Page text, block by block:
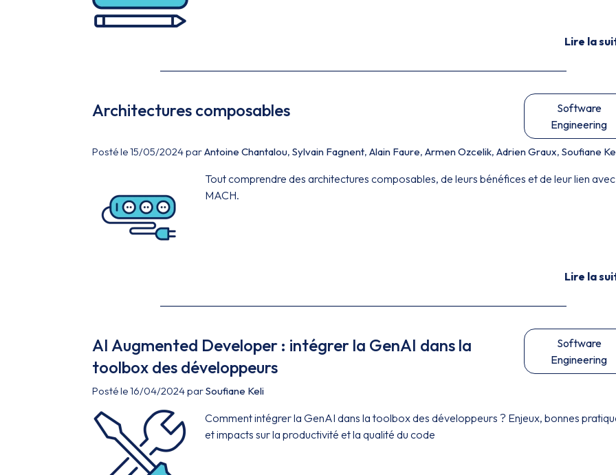
Lire la
Architectures composables
Software
Engineering
Posté le 15/05/2024 parAntoine Chantalou, Sylvain Fagnent, Alain Faure, Armen Ozcelik, Adrien Graux, Soufiane
Tout comprendre des architectures composables, de leurs bénéfices et de leur lien avec
MACH.
Lire la
AI Augmented Developer : intégrer la GenAI dans la
toolbox des développeurs
Software
Engineering
Posté le 16/04/2024 parSoufiane Keli
Comment intégrer la GenAI dans la toolbox des développeurs ? Enjeux, bonnes
et impacts sur la productivité et la qualité du code